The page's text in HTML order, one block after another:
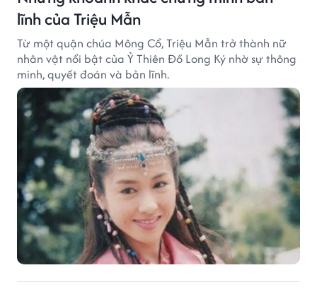
lĩnh của Triệu Mẫn
Từ một quận chúa Mông Cổ, Triệu Mẫn trở thành nữ
nhân vật nổi bật của Ỷ Thiên Đồ Long Ký nhờ sự thông
minh, quyết đoán và bản lĩnh.